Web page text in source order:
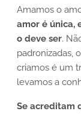
Amamos o
amor é única,
o deve ser.
padronizadas,
criamos é um
levamos a
Se acreditam